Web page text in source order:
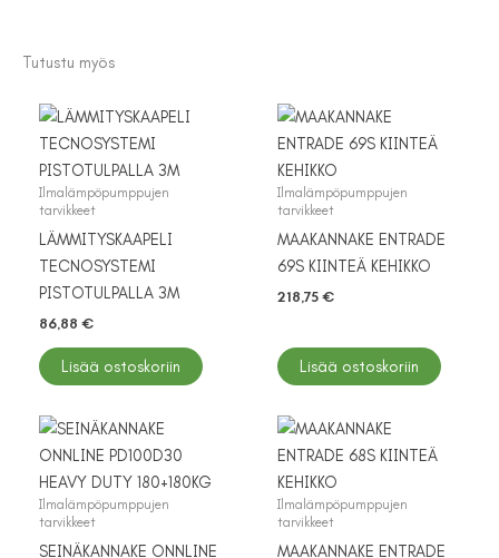
Tutustu myös
Ilmalämpöpumppujen
tarvikkeet
LÄMMITYSKAAPELI
TECNOSYSTEMI
PISTOTULPALLA 3M
86,88 €
Lisää ostoskoriin
Ilmalämpöpumppujen
tarvikkeet
MAAKANNAKE ENTRADE
69S KIINTEÄ KEHIKKO
218,75 €
Lisää ostoskoriin
Ilmalämpöpumppujen
tarvikkeet
SEINÄKANNAKE ONNLINE
Ilmalämpöpumppujen
tarvikkeet
MAAKANNAKE ENTRADE